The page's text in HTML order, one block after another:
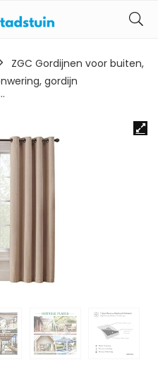
ZGC Gordijnen voor buiten,
gordijn